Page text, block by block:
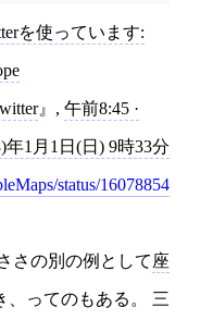
を使っています:
, 午前8:45 ·
年1月1日(日) 9時33分
status/16078854
さの別の例として 座
、ってのもある。 三